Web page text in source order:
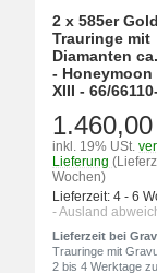
2 x 585er Gold
Trauringe mit
Diamanten
- Honeymoon
XIII - 66/
inkl. 19% USt.
Lieferung
Wochen)
Lieferzeit: 4 - 6
- Ausland
Lieferzeit bei
Trauringe mit
2 bis 4 Werktage